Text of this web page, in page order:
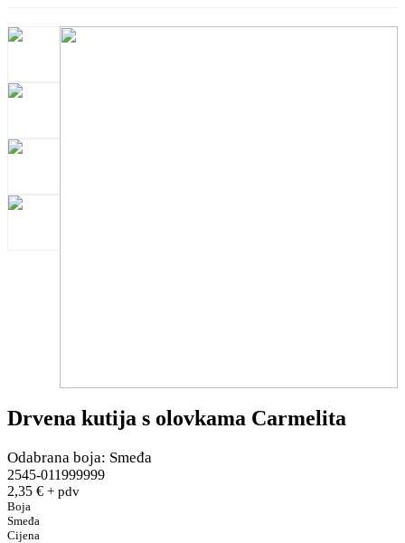
Drvena kutija s olovkama Carmelita
Odabrana boja: Smeđa
2545-011999999
2,35 € + pdv
Boja
Smeđa
Cijena